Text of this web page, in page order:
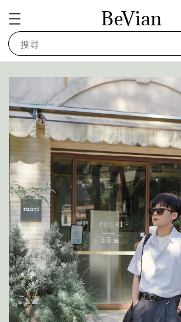
BeVian
搜尋